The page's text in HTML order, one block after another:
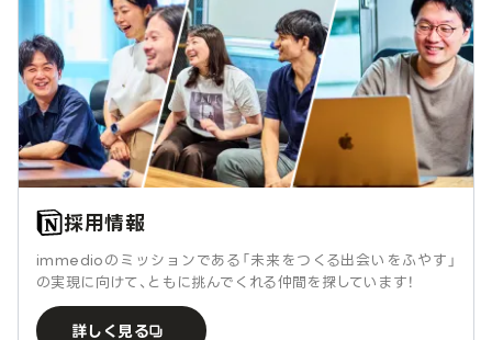
採用情報
immedioのミッションである「未来をつくる出会いをふやす」
の実現に向けて、ともに挑んでくれる仲間を探しています！
詳しく見る